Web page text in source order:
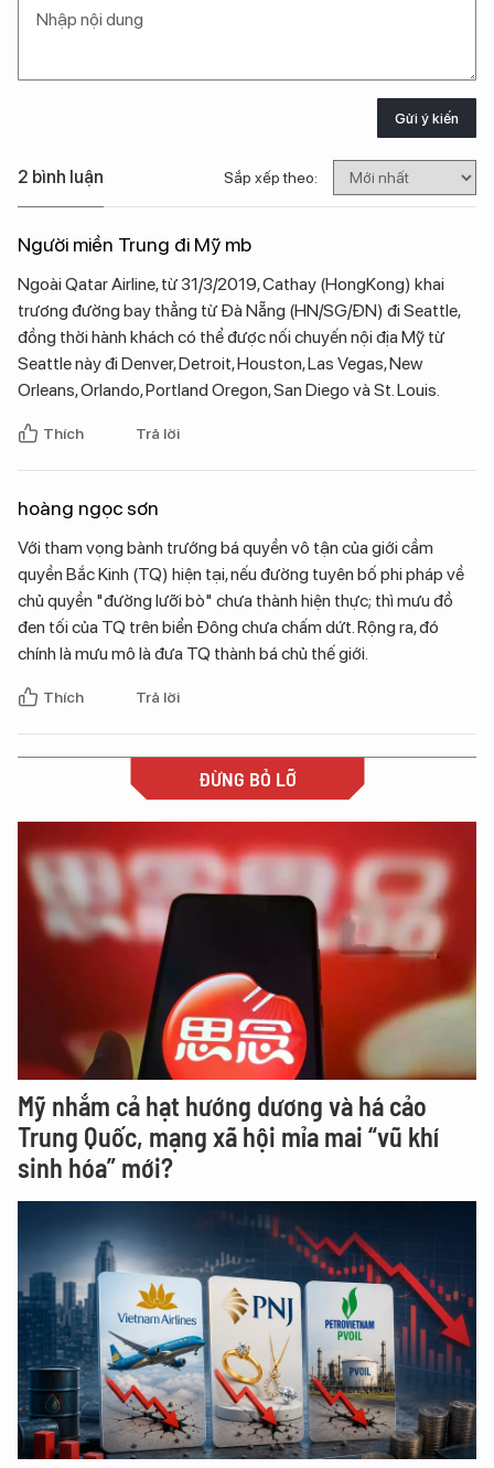
Gửi ý kiến
2 bình luận Sắp xếp theo:
Người miền Trung đi Mỹ mb
Ngoài Qatar Airline, từ 31/3/2019, Cathay (HongKong) khai
trương đường bay thẳng từ Đà Nẵng (HN/SG/ĐN) đi Seattle,
đồng thời hành khách có thể được nối chuyến nội địa Mỹ từ
Seattle này đi Denver, Detroit, Houston, Las Vegas, New
Orleans, Orlando, Portland Oregon, San Diego và St. Louis.
Thích Trả lời
hoàng ngọc sơn
Với tham vọng bành trướng bá quyền vô tận của giới cầm
quyền Bắc Kinh (TQ) hiện tại, nếu đường tuyên bố phi pháp về
chủ quyền "đường lưỡi bò" chưa thành hiện thực; thì mưu đồ
đen tối của TQ trên biển Đông chưa chấm dứt. Rộng ra, đó
chính là mưu mô là đưa TQ thành bá chủ thế giới.
Thích Trả lời
ĐỪNG BỎ LỠ
Mỹ nhắm cả hạt hướng dương và há cảo
Trung Quốc, mạng xã hội mỉa mai “vũ khí
sinh hóa” mới?